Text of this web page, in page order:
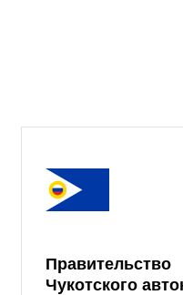
Правительство
Чукотского